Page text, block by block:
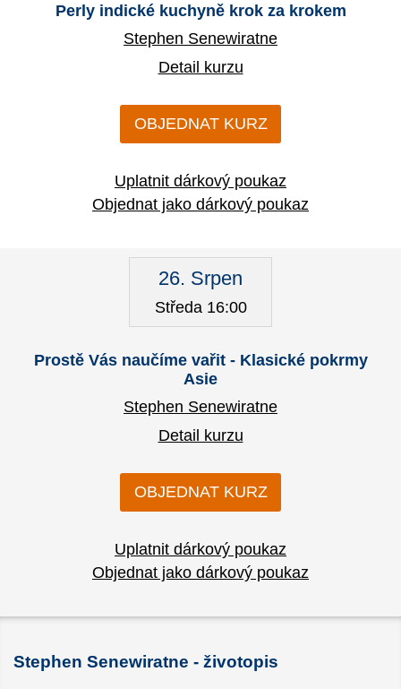
Perly indické kuchyně krok za krokem
Stephen Senewiratne
Detail kurzu
OBJEDNAT KURZ
Uplatnit dárkový poukaz
Objednat jako dárkový poukaz
26. Srpen
Středa 16:00
Prostě Vás naučíme vařit - Klasické pokrmy
Asie
Stephen Senewiratne
Detail kurzu
OBJEDNAT KURZ
Uplatnit dárkový poukaz
Objednat jako dárkový poukaz
Stephen Senewiratne - životopis